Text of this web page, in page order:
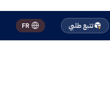
تتبع طلبي FR